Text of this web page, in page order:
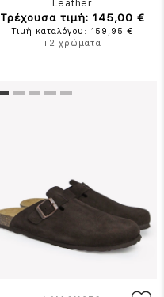
Leather
Τρέχουσα τιμή: 145,00 €
Τιμή καταλόγου: 159,95 €
+2 χρώματα